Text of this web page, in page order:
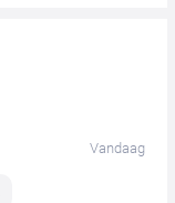
Vandaag